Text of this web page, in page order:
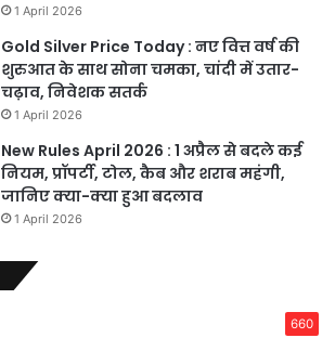
1 April 2026
Gold Silver Price Today : नए वित्त वर्ष की
शुरुआत के साथ सोना चमका, चांदी में उतार-
चढ़ाव, निवेशक सतर्क
1 April 2026
New Rules April 2026 : 1 अप्रैल से बदले कई
नियम, प्रॉपर्टी, टोल, कैब और शराब महंगी,
जानिए क्या-क्या हुआ बदलाव
1 April 2026
660